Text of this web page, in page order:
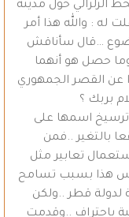
الزلزالي حول مدينة
له : والله هذا أمر
…قال سأناقش
حصل هو أنهما
عن القصر الجمهوري
بربك ؟
اسمها على
بالتغير ..فمن
تعابير مثل
هذا بسبب تسامح
لدولة قطر ..ولكن
باحتراف ..وقدمت